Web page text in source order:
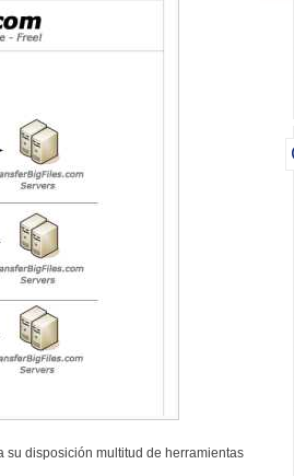
su disposición multitud de herramientas